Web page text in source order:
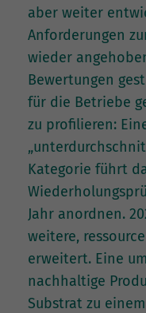
aber weiter
Anforderungen
wieder
Bewertungen
für die Betriebe
zu profilieren:
Kategorie führt
Jahr anordnen.
weitere,
erweitert. Eine
nachhaltige
Substrat zu